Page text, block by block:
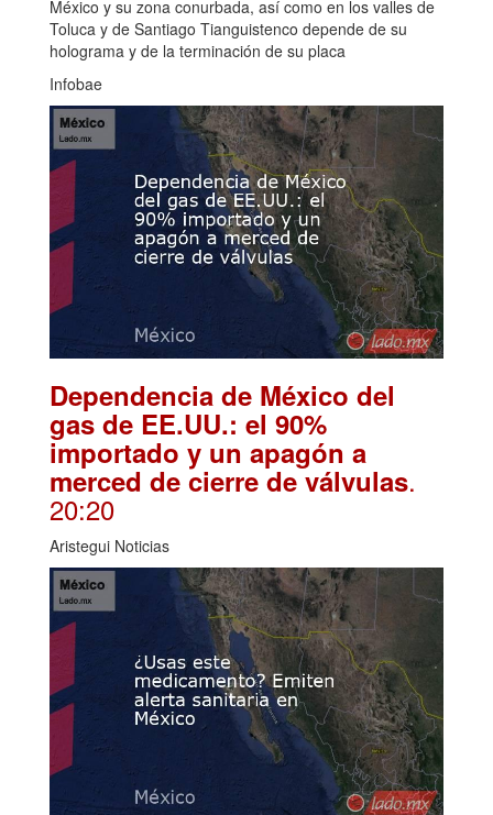
México y su zona conurbada, así como en los valles de
Toluca y de Santiago Tianguistenco depende de su
holograma y de la terminación de su placa
Infobae
Dependencia de México del
gas de EE.UU.: el 90%
importado y un apagón a
merced de cierre de válvulas.
20:20
Aristegui Noticias